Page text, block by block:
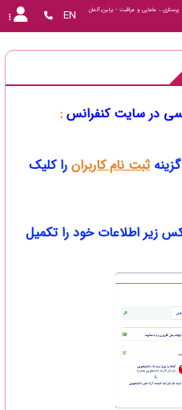
EN
در سایت کنفرانس:
گزینه ثبت نام کاربران را کلیک
زیر اطلاعات خود را تکمیل